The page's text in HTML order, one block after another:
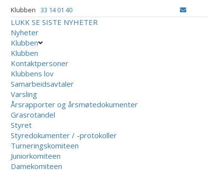
Klubben 33 14 01 40
LUKK SE SISTE NYHETER
Nyheter
Klubben
Klubben
Kontaktpersoner
Klubbens lov
Samarbeidsavtaler
Varsling
Årsrapporter og årsmøtedokumenter
Grasrotandel
Styret
Styredokumenter / -protokoller
Turneringskomiteen
Juniorkomiteen
Damekomiteen